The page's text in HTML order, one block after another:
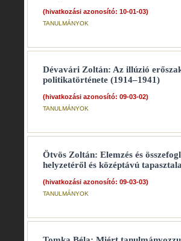
(hivatkozási azonosító: 10-01-03)
TANULMÁNYOK
Dévavári Zoltán: Az illúzió
politikatörténete (1914–1941)
(hivatkozási azonosító: 09-03-02)
TANULMÁNYOK
Ötvös Zoltán: Elemzés és
helyzetéről és középtávú
(hivatkozási azonosító: 09-03-03)
TANULMÁNYOK